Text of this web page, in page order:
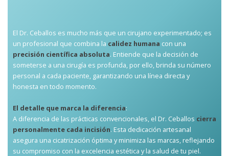
El Dr. Ceballos es mucho más que un cirujano experimentado; es
un profesional que combina la calidez humana con una
precisión científica absoluta. Entiende que la decisión de
someterse a una cirugía es profunda, por ello, brinda su número
personal a cada paciente, garantizando una línea directa y
honesta en todo momento.
El detalle que marca la diferencia:
A diferencia de las prácticas convencionales, el Dr. Ceballos cierra
personalmente cada incisión. Esta dedicación artesanal
asegura una cicatrización óptima y minimiza las marcas, reflejando
su compromiso con la excelencia estética y la salud de tu piel.